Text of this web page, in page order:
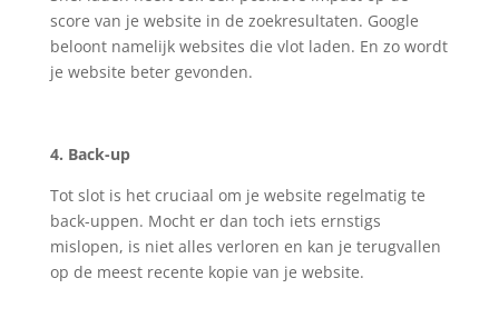
score van je website in de zoekresultaten. Google
beloont namelijk websites die vlot laden. En zo wordt
je website beter gevonden.
4. Back-up
Tot slot is het cruciaal om je website regelmatig te
back-uppen. Mocht er dan toch iets ernstigs
mislopen, is niet alles verloren en kan je terugvallen
op de meest recente kopie van je website.